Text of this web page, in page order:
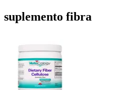
suplemento fibra